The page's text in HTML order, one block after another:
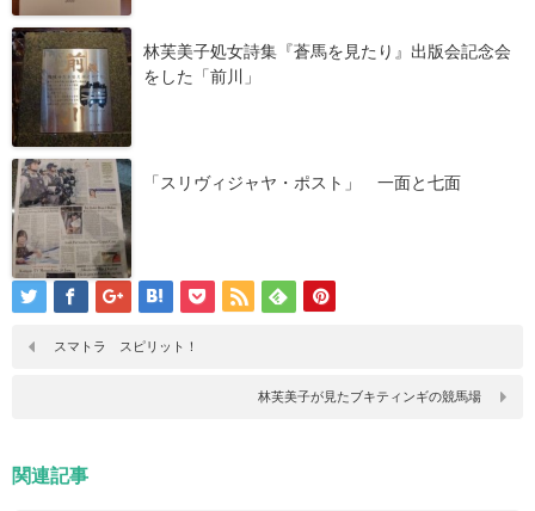
林芙美子処女詩集『蒼馬を見たり』出版会記念会
をした「前川」
「スリヴィジャヤ・ポスト」 一面と七面
スマトラ スピリット！
林芙美子が見たブキティンギの競馬場
関連記事